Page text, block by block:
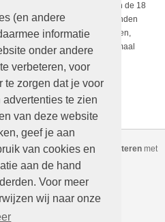
(en andere
informatie
onder andere
verbeteren, voor
te zorgen dat je voor
te zien
van deze website
geef je aan
van cookies en
aan de hand
Voor meer
wij naar onze
is met de mooiste velgen en de 18
of gebruikte velgen of banden
eerste autootje. Zomerbanden,
of de mooiste velgen zijn allemaal
maak dan gebruik van de
te plaatsen op Herbruikt.nl
voorbehouden - Gratis adverteren met
Kopen
Mijn advertenties